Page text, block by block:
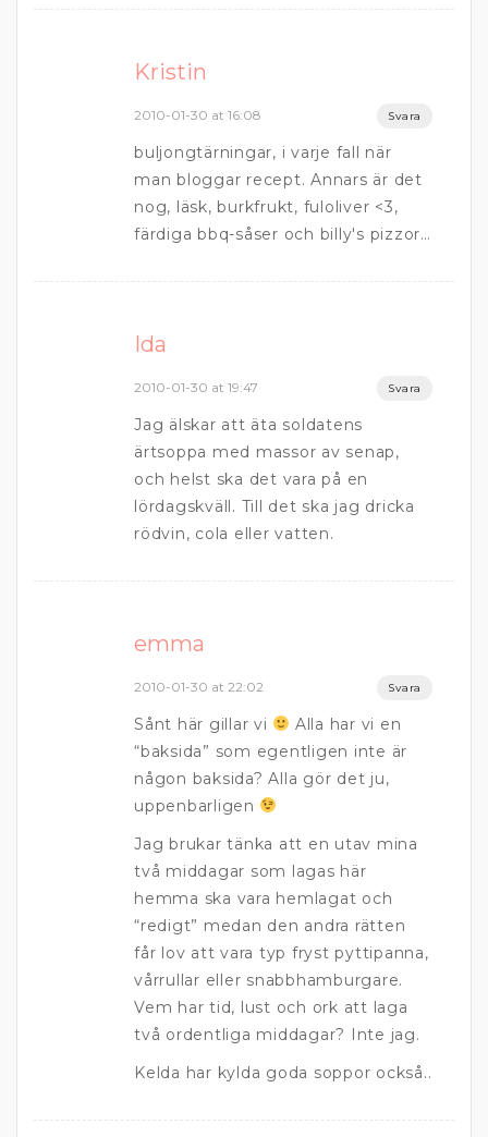
Kristin
2010-01-30 at 16:08 Svara
buljongtärningar, i varje fall när
man bloggar recept. Annars är det
nog, läsk, burkfrukt, fuloliver <3,
färdiga bbq-såser och billy's pizzor…
Ida
2010-01-30 at 19:47 Svara
Jag älskar att äta soldatens
ärtsoppa med massor av senap,
och helst ska det vara på en
lördagskväll. Till det ska jag dricka
rödvin, cola eller vatten.
emma
2010-01-30 at 22:02 Svara
Sånt här gillar vi
Alla har vi en
“baksida” som egentligen inte är
någon baksida? Alla gör det ju,
uppenbarligen
Jag brukar tänka att en utav mina
två middagar som lagas här
hemma ska vara hemlagat och
“redigt” medan den andra rätten
får lov att vara typ fryst pyttipanna,
vårrullar eller snabbhamburgare.
Vem har tid, lust och ork att laga
två ordentliga middagar? Inte jag.
Kelda har kylda goda soppor också..